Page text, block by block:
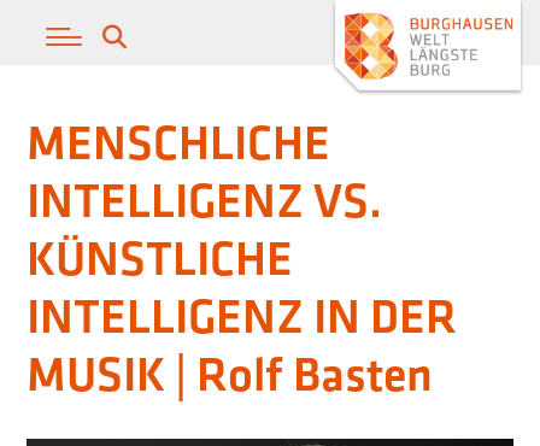
MENSCHLICHE
INTELLIGENZ VS.
KÜNSTLICHE
INTELLIGENZ IN DER
MUSIK | Rolf Basten